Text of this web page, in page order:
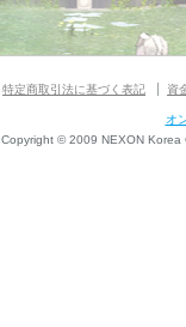
特定商取引法に基づく表記 資
オ
Copyright © 2009 NEXON Korea